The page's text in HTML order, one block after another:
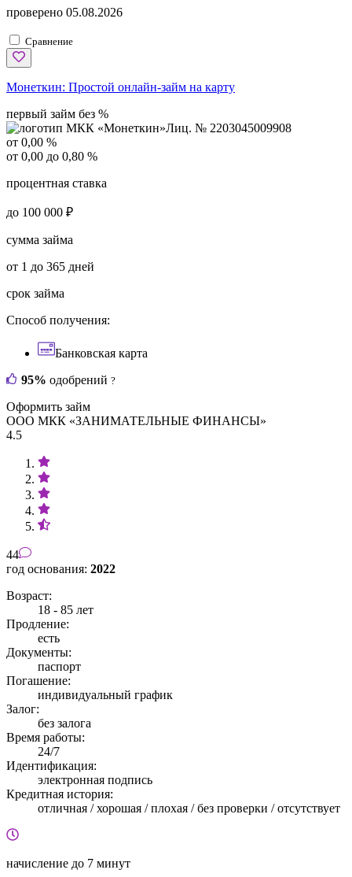
проверено 05.08.2026
Сравнение
Монеткин: Простой онлайн-займ на карту
первый займ без %
Лиц. № 2203045009908
от 0,00 %
от 0,00 до 0,80 %
процентная ставка
до 100 000 ₽
сумма займа
от 1 до 365 дней
срок займа
Способ получения:
Банковская карта
95% одобрений ?
Оформить займ
ООО МКК «ЗАНИМАТЕЛЬНЫЕ ФИНАНСЫ»
4.5
44
год основания: 2022
Возраст:
18 - 85 лет
Продление:
есть
Документы:
паспорт
Погашение:
индивидуальный график
Залог:
без залога
Время работы:
24/7
Идентификация:
электронная подпись
Кредитная история:
отличная / хорошая / плохая / без проверки / отсутствует
начисление до 7 минут